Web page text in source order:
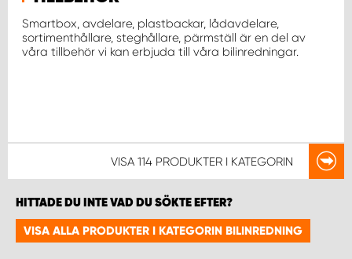
Smartbox, avdelare, plastbackar, lådavdelare,
sortimenthållare, steghållare, pärmställ är en del av
våra tillbehör vi kan erbjuda till våra bilinredningar.
VISA 114 PRODUKTER I KATEGORIN
HITTADE DU INTE VAD DU SÖKTE EFTER?
VISA ALLA PRODUKTER I KATEGORIN BILINREDNING